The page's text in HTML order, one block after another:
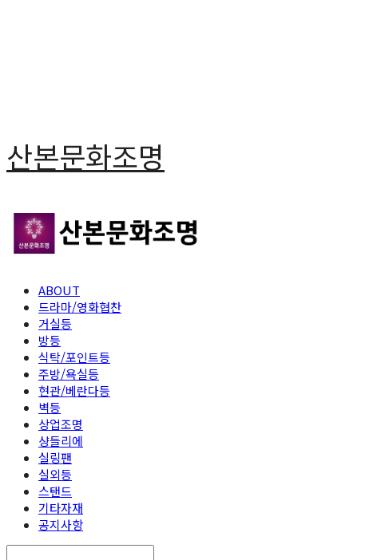
산본문화조명
ABOUT
드라마/영화협찬
거실등
방등
식탁/포인트등
주방/욕실등
현관/베란다등
벽등
상업조명
샹들리에
실링팬
실외등
스탠드
기타자재
공지사항